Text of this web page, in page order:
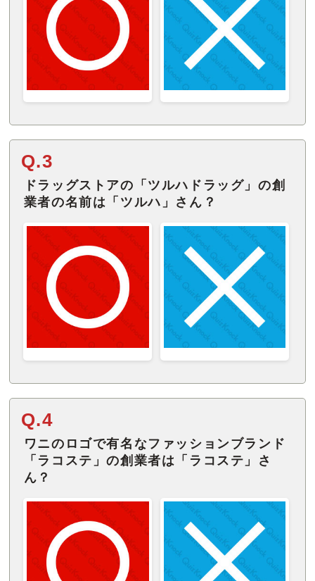
Q.3
ドラッグストアの「ツルハドラッグ」の創
業者の名前は「ツルハ」さん？
Q.4
ワニのロゴで有名なファッションブランド
「ラコステ」の創業者は「ラコステ」さ
ん？